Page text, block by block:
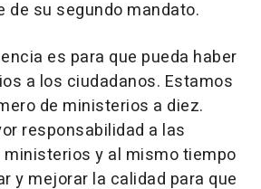
de su segundo mandato.
es para que pueda haber
a los ciudadanos. Estamos
de ministerios a diez.
responsabilidad a las
y al mismo tiempo
y mejorar la calidad para que